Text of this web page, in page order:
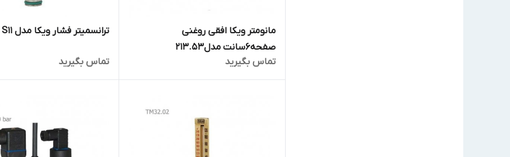
مانومتر ویکا افقی روغنی
صفحه6سانت مدل213.53
تماس بگیرید
ترانسمیتر فشار ویکا مدل S11
تماس بگیرید